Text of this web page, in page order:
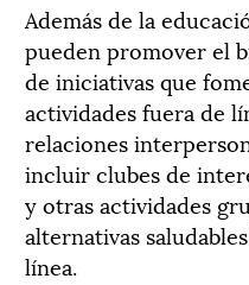
Además de la
pueden promover el
de iniciativas que
actividades fuera de
relaciones
incluir clubes de
y otras actividades
alternativas
línea.